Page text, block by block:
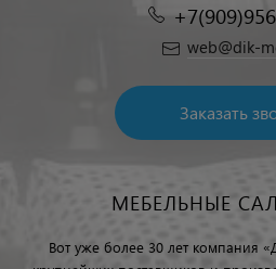
web@dik-
Заказать
МЕБЕЛЬНЫЕ
Вот уже более 30 лет компания